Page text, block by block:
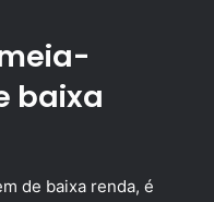
baixa
de baixa renda, é